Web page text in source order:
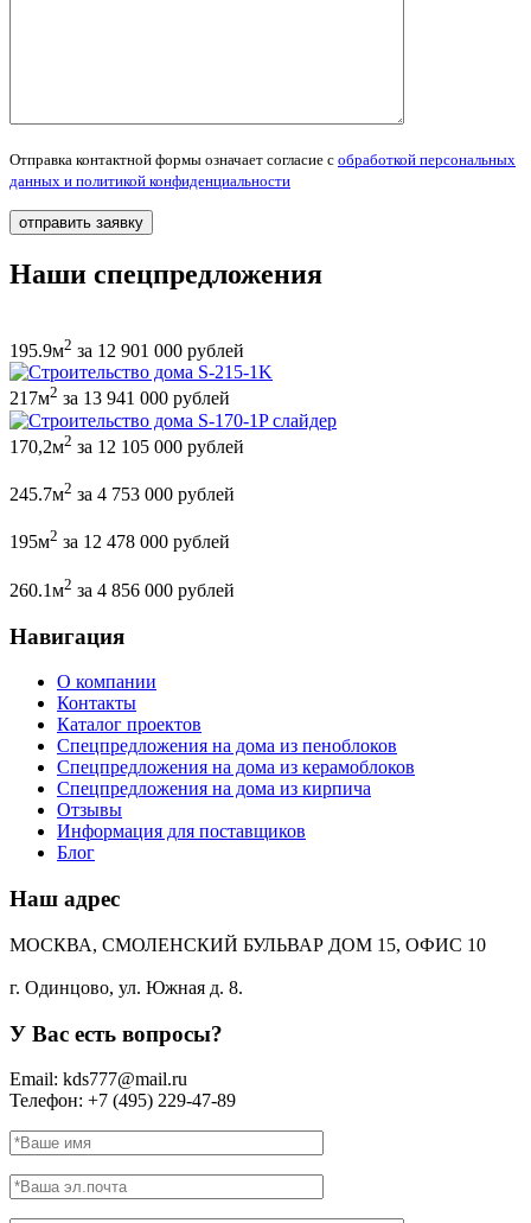
Отправка контактной формы означает согласие с обработкой персональных
данных и политикой конфиденциальности
Наши спецпредложения
195.9м2 за 12 901 000 рублей
217м2 за 13 941 000 рублей
170,2м2 за 12 105 000 рублей
245.7м2 за 4 753 000 рублей
195м2 за 12 478 000 рублей
260.1м2 за 4 856 000 рублей
Навигация
О компании
Контакты
Каталог проектов
Спецпредложения на дома из пеноблоков
Спецпредложения на дома из керамоблоков
Спецпредложения на дома из кирпича
Отзывы
Информация для поставщиков
Блог
Наш адрес
МОСКВА, СМОЛЕНСКИЙ БУЛЬВАР ДОМ 15, ОФИС 10
г. Одинцово, ул. Южная д. 8.
У Вас есть вопросы?
Email: kds777@mail.ru
Телефон: +7 (495) 229-47-89